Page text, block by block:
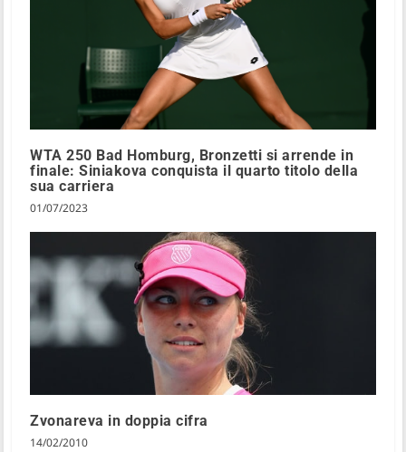
WTA 250 Bad Homburg, Bronzetti si arrende in
finale: Siniakova conquista il quarto titolo della
sua carriera
01/07/2023
Zvonareva in doppia cifra
14/02/2010